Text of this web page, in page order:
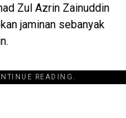
Zul Azrin Zainuddin
jaminan sebanyak
READING.